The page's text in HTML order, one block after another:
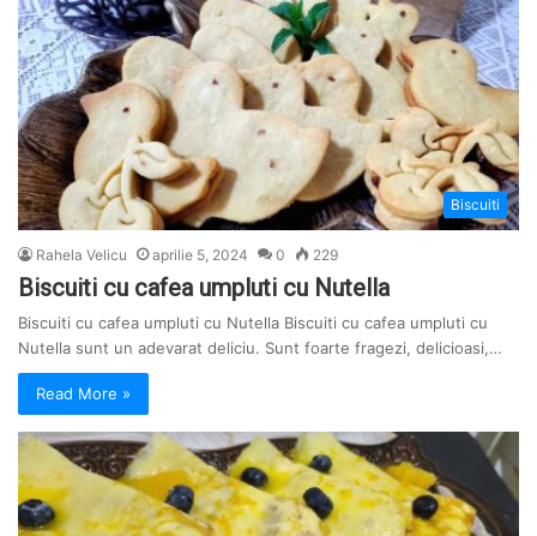
Biscuiti
Rahela Velicu aprilie 5, 2024 0 229
Biscuiti cu cafea umpluti cu Nutella
Biscuiti cu cafea umpluti cu Nutella Biscuiti cu cafea umpluti cu
Nutella sunt un adevarat deliciu. Sunt foarte fragezi, delicioasi,…
Read More »